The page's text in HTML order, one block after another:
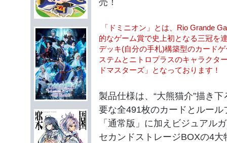
売！
「ドミニオン」とは、Rio Grande
的なゲーム賞で史上初となる三冠を
デッキ(自分の手札)構築型のカード
ステムとニトロプラスのキャラクタ
ドマスターズ」となっております！
製品仕様は、“大熊猫介”描き
要な全491枚のカードとルー
「通常版」に加えビジュアル
セカンドストレージBOXの4大